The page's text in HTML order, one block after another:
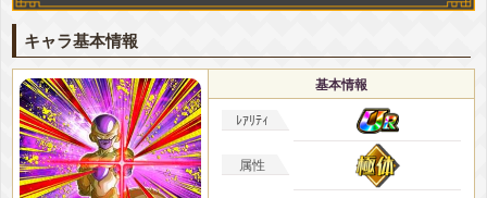
キャラ基本情報
基本情報
ﾚｱﾘﾃｨ
属性